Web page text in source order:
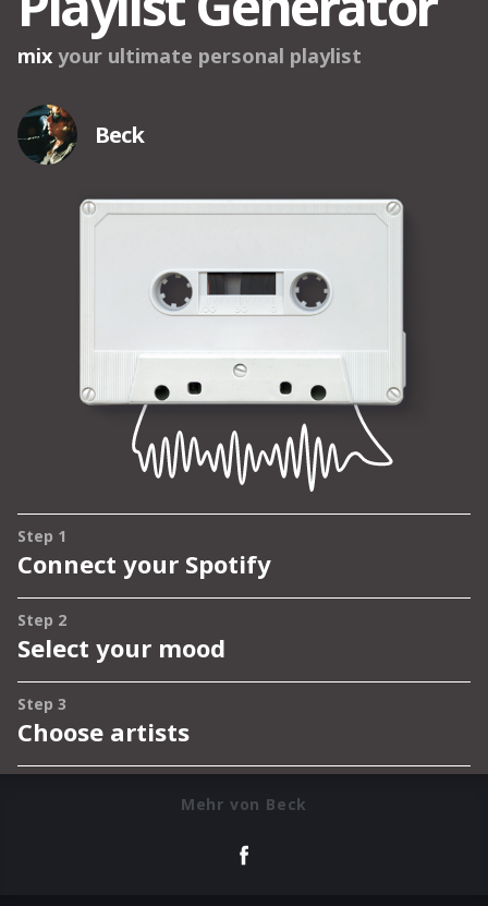
Mehr von Beck